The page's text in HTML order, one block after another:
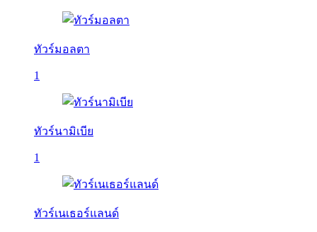
ทัวร์มอลตา
1
ทัวร์นามิเบีย
1
ทัวร์เนเธอร์แลนด์